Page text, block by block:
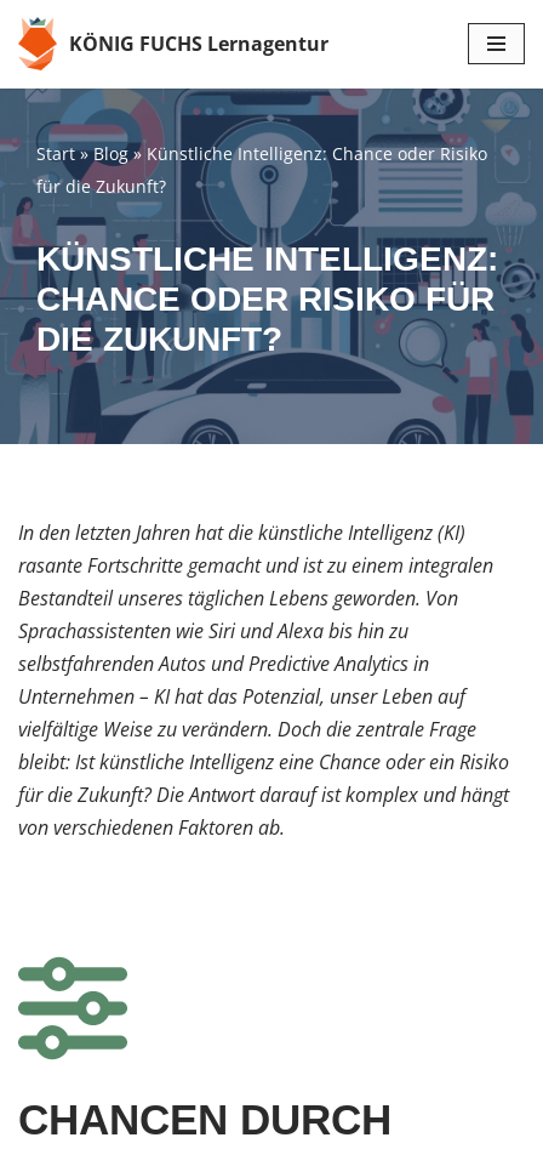
Zum
Inhalt
springen
KÖNIG FUCHS Lernagentur
Start»Blog» Künstliche Intelligenz: Chance oder Risiko
für die Zukunft?
KÜNSTLICHE INTELLIGENZ:
CHANCE ODER RISIKO FÜR
DIE ZUKUNFT?
In den letzten Jahren hat die künstliche Intelligenz (KI)
rasante Fortschritte gemacht und ist zu einem integralen
Bestandteil unseres täglichen Lebens geworden. Von
Sprachassistenten wie Siri und Alexa bis hin zu
selbstfahrenden Autos und Predictive Analytics in
Unternehmen – KI hat das Potenzial, unser Leben auf
vielfältige Weise zu verändern. Doch die zentrale Frage
bleibt: Ist künstliche Intelligenz eine Chance oder ein Risiko
für die Zukunft? Die Antwort darauf ist komplex und hängt
von verschiedenen Faktoren ab.
CHANCEN DURCH